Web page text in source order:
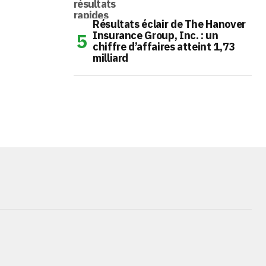
Résultats éclair de The Hanover
Insurance Group, Inc. : un
chiffre d’affaires atteint 1,73
milliard